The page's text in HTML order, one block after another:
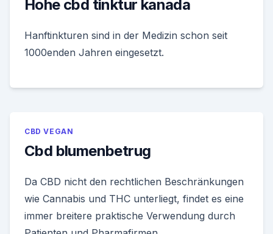
Hohe cbd tinktur kanada
Hanftinkturen sind in der Medizin schon seit
1000enden Jahren eingesetzt.
CBD VEGAN
Cbd blumenbetrug
Da CBD nicht den rechtlichen Beschränkungen
wie Cannabis und THC unterliegt, findet es eine
immer breitere praktische Verwendung durch